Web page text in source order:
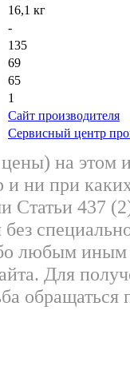
16,1 кг
-
135
69
65
1
Сайт производителя
Сервисный центр
на этом
ни при
Статьи 437
любым
Для